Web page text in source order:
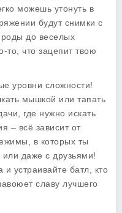
можешь утонуть в
будут снимки с
до веселых
то, что зацепит твою
уровни сложности!
мышкой или тапать
где нужно искать
– всё зависит от
в которых ты
даже с друзьями!
и устраивайте батл, кто
славу лучшего